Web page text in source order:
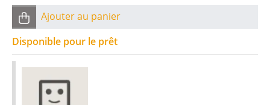
Ajouter au panier
Disponible pour le prêt